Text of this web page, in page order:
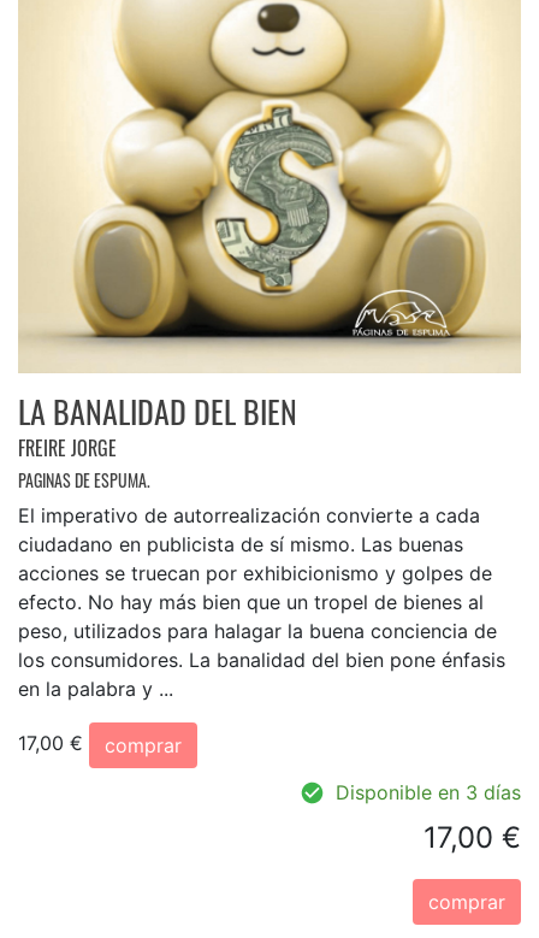
LA BANALIDAD DEL BIEN
FREIRE JORGE
PAGINAS DE ESPUMA.
El imperativo de autorrealización convierte a cada
ciudadano en publicista de sí mismo. Las buenas
acciones se truecan por exhibicionismo y golpes de
efecto. No hay más bien que un tropel de bienes al
peso, utilizados para halagar la buena conciencia de
los consumidores. La banalidad del bien pone énfasis
en la palabra y ...
17,00 €
comprar
Disponible en 3 días
17,00 €
comprar